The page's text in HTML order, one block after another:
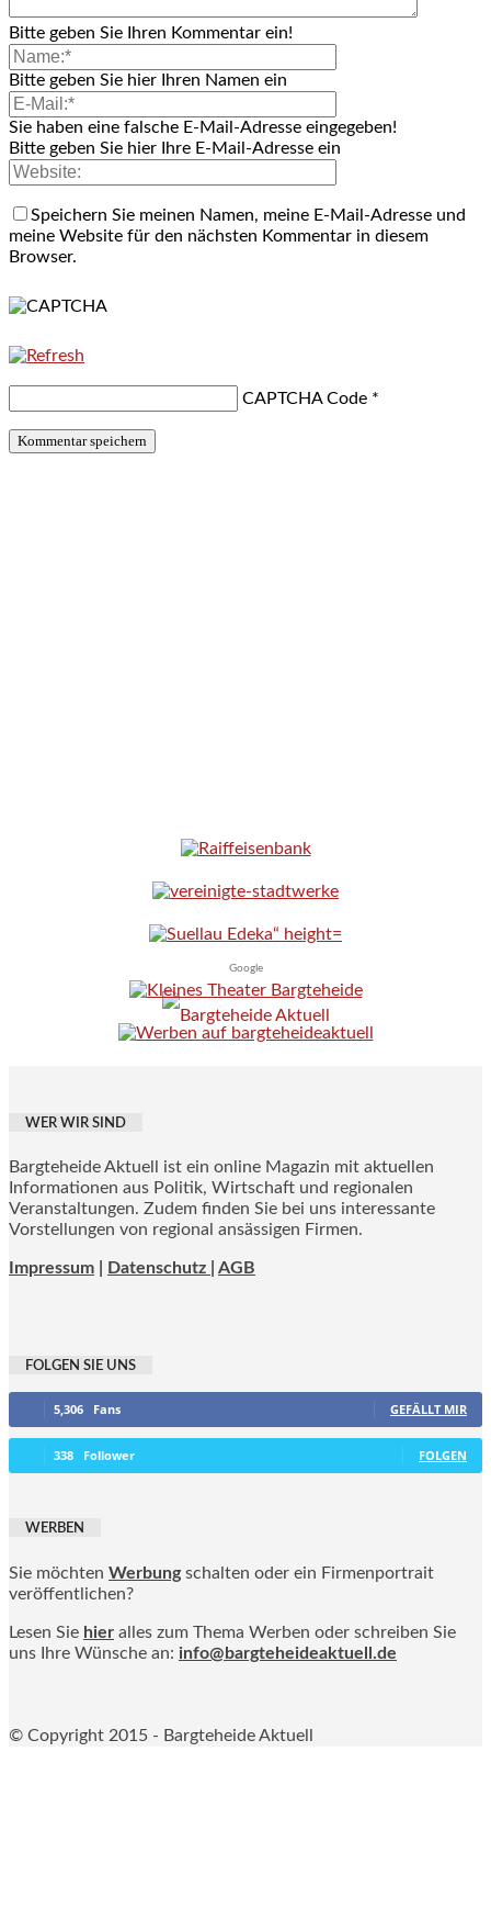
Bitte geben Sie Ihren Kommentar ein!
Bitte geben Sie hier Ihren Namen ein
Sie haben eine falsche E-Mail-Adresse eingegeben!
Bitte geben Sie hier Ihre E-Mail-Adresse ein
Speichern Sie meinen Namen, meine E-Mail-Adresse und
meine Website für den nächsten Kommentar in diesem
Browser.
CAPTCHA Code *
Google
WER WIR SIND
Bargteheide Aktuell ist ein online Magazin mit aktuellen
Informationen aus Politik, Wirtschaft und regionalen
Veranstaltungen. Zudem finden Sie bei uns interessante
Vorstellungen von regional ansässigen Firmen.
Impressum Datenschutz | AGB
FOLGEN SIE UNS
5,306 Fans GEFÄLLT MIR
338 Follower FOLGEN
WERBEN
Sie möchten Werbung schalten oder ein Firmenportrait
veröffentlichen?
Lesen Sie hier alles zum Thema Werben oder schreiben Sie
uns Ihre Wünsche an: info@bargteheideaktuell.de
© Copyright 2015 - Bargteheide Aktuell